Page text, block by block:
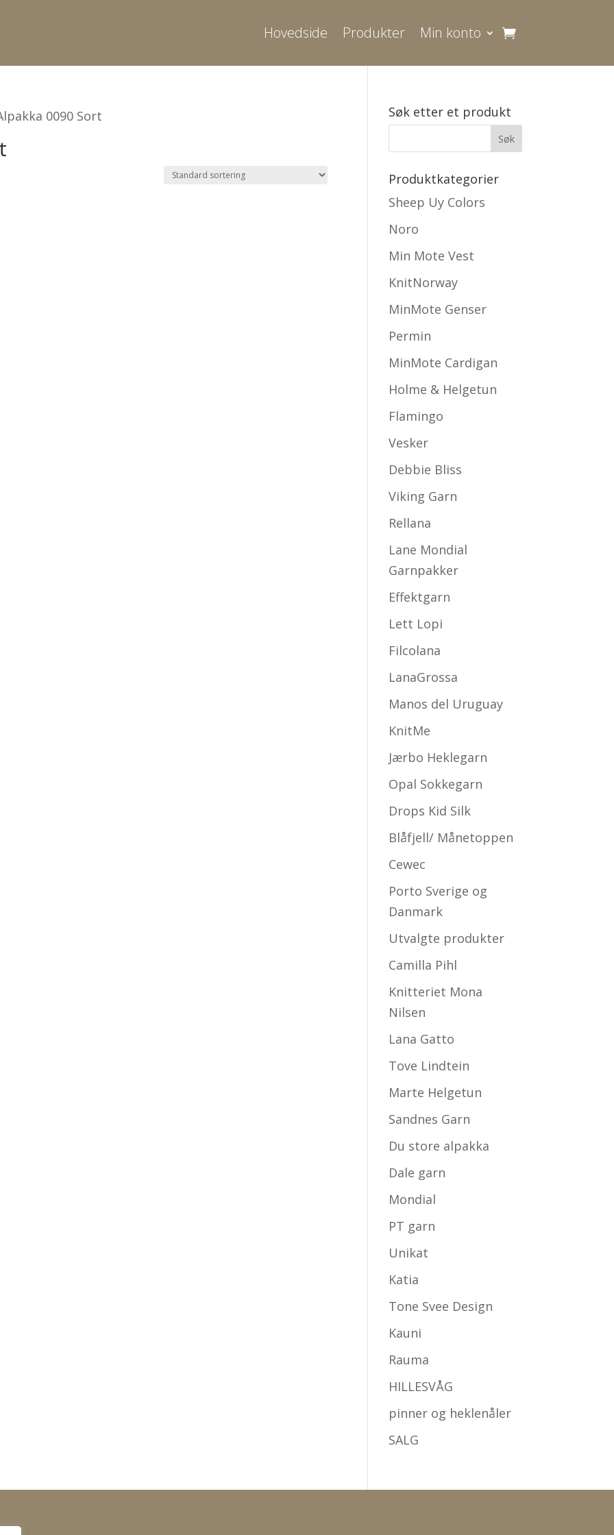
Hovedside Produkter Min konto
0090 Sort Søk etter et produkt
Produktkategorier
Sheep Uy Colors
Noro
Min Mote Vest
KnitNorway
MinMote Genser
Permin
MinMote Cardigan
Holme & Helgetun
Flamingo
Vesker
Debbie Bliss
Viking Garn
Rellana
Lane Mondial
Garnpakker
Effektgarn
Lett Lopi
Filcolana
LanaGrossa
Manos del Uruguay
KnitMe
Jærbo Heklegarn
Opal Sokkegarn
Drops Kid Silk
Blåfjell/ Månetoppen
Cewec
Porto Sverige og
Danmark
Utvalgte produkter
Camilla Pihl
Knitteriet Mona
Nilsen
Lana Gatto
Tove Lindtein
Marte Helgetun
Sandnes Garn
Du store alpakka
Dale garn
Mondial
PT garn
Unikat
Katia
Tone Svee Design
Kauni
Rauma
HILLESVÅG
pinner og heklenåler
SALG